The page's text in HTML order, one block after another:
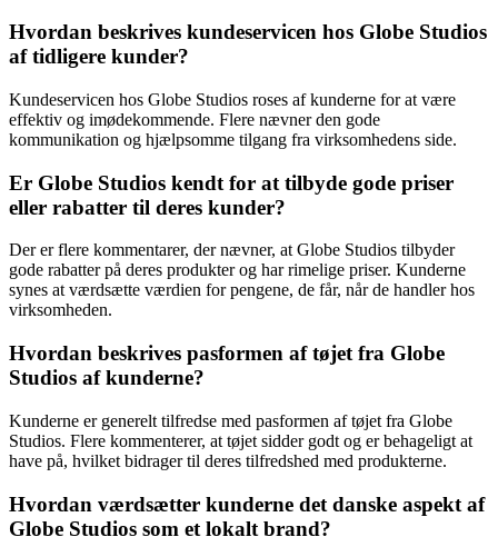
Hvordan beskrives kundeservicen hos Globe Studios
af tidligere kunder?
Kundeservicen hos Globe Studios roses af kunderne for at være
effektiv og imødekommende. Flere nævner den gode
kommunikation og hjælpsomme tilgang fra virksomhedens side.
Er Globe Studios kendt for at tilbyde gode priser
eller rabatter til deres kunder?
Der er flere kommentarer, der nævner, at Globe Studios tilbyder
gode rabatter på deres produkter og har rimelige priser. Kunderne
synes at værdsætte værdien for pengene, de får, når de handler hos
virksomheden.
Hvordan beskrives pasformen af tøjet fra Globe
Studios af kunderne?
Kunderne er generelt tilfredse med pasformen af tøjet fra Globe
Studios. Flere kommenterer, at tøjet sidder godt og er behageligt at
have på, hvilket bidrager til deres tilfredshed med produkterne.
Hvordan værdsætter kunderne det danske aspekt af
Globe Studios som et lokalt brand?